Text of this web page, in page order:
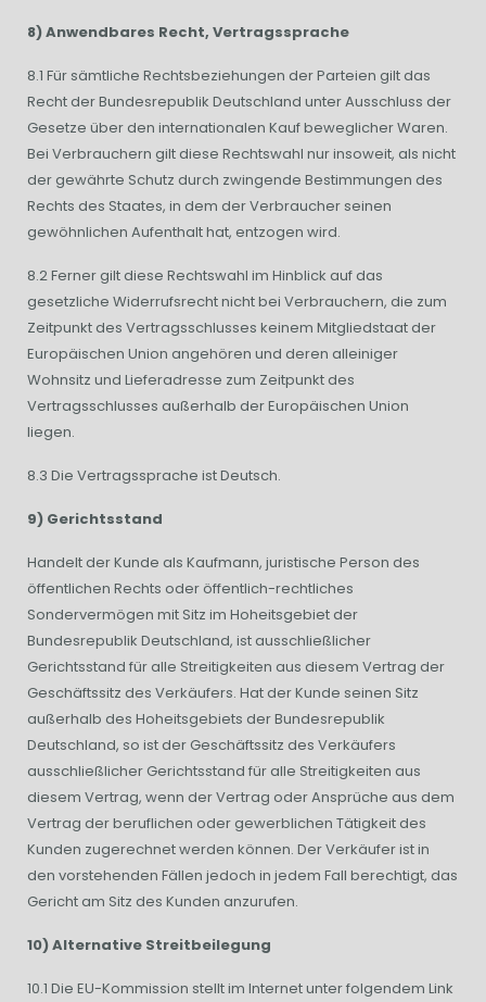
8) Anwendbares Recht, Vertragssprache
8.1 Für sämtliche Rechtsbeziehungen der Parteien gilt das
Recht der Bundesrepublik Deutschland unter Ausschluss der
Gesetze über den internationalen Kauf beweglicher Waren.
Bei Verbrauchern gilt diese Rechtswahl nur insoweit, als nicht
der gewährte Schutz durch zwingende Bestimmungen des
Rechts des Staates, in dem der Verbraucher seinen
gewöhnlichen Aufenthalt hat, entzogen wird.
8.2 Ferner gilt diese Rechtswahl im Hinblick auf das
gesetzliche Widerrufsrecht nicht bei Verbrauchern, die zum
Zeitpunkt des Vertragsschlusses keinem Mitgliedstaat der
Europäischen Union angehören und deren alleiniger
Wohnsitz und Lieferadresse zum Zeitpunkt des
Vertragsschlusses außerhalb der Europäischen Union
liegen.
8.3 Die Vertragssprache ist Deutsch.
9) Gerichtsstand
Handelt der Kunde als Kaufmann, juristische Person des
öffentlichen Rechts oder öffentlich-rechtliches
Sondervermögen mit Sitz im Hoheitsgebiet der
Bundesrepublik Deutschland, ist ausschließlicher
Gerichtsstand für alle Streitigkeiten aus diesem Vertrag der
Geschäftssitz des Verkäufers. Hat der Kunde seinen Sitz
außerhalb des Hoheitsgebiets der Bundesrepublik
Deutschland, so ist der Geschäftssitz des Verkäufers
ausschließlicher Gerichtsstand für alle Streitigkeiten aus
diesem Vertrag, wenn der Vertrag oder Ansprüche aus dem
Vertrag der beruflichen oder gewerblichen Tätigkeit des
Kunden zugerechnet werden können. Der Verkäufer ist in
den vorstehenden Fällen jedoch in jedem Fall berechtigt, das
Gericht am Sitz des Kunden anzurufen.
10) Alternative Streitbeilegung
10.1 Die EU-Kommission stellt im Internet unter folgendem Link